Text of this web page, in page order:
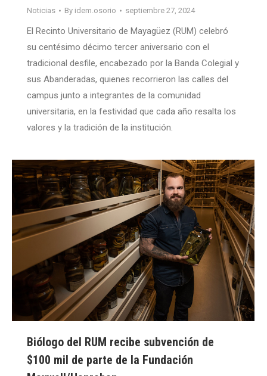
Noticias By idem.osorio septiembre 27, 2024
El Recinto Universitario de Mayagüez (RUM) celebró
su centésimo décimo tercer aniversario con el
tradicional desfile, encabezado por la Banda Colegial y
sus Abanderadas, quienes recorrieron las calles del
campus junto a integrantes de la comunidad
universitaria, en la festividad que cada año resalta los
valores y la tradición de la institución.
Biólogo del RUM recibe subvención de
$100 mil de parte de la Fundación